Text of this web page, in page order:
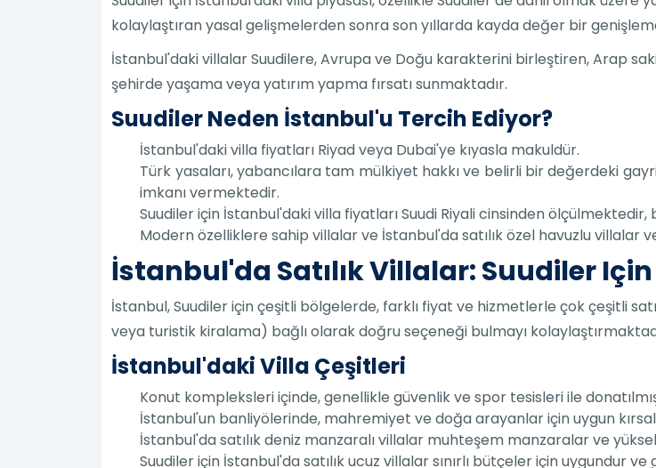
kolaylaştıran yasal gelişmelerden sonra son yıllarda kayda değer bir
İstanbul'daki villalar Suudilere, Avrupa ve Doğu karakterini birleştiren, Arap
şehirde yaşama veya yatırım yapma fırsatı sunmaktadır.
Suudiler Neden İstanbul'u Tercih Ediyor?
İstanbul'daki villa fiyatları Riyad veya Dubai'ye kıyasla makuldür.
Türk yasaları, yabancılara tam mülkiyet hakkı ve belirli bir değerdeki
imkanı vermektedir.
Suudiler için İstanbul'daki villa fiyatları Suudi Riyali cinsinden
Modern özelliklere sahip villalar ve İstanbul'da satılık özel havuzlu villalar
İstanbul'da Satılık Villalar: Suudiler
İstanbul, Suudiler için çeşitli bölgelerde, farklı fiyat ve hizmetlerle çok çeşitli
veya turistik kiralama) bağlı olarak doğru seçeneği bulmayı
İstanbul'daki Villa Çeşitleri
Konut kompleksleri içinde, genellikle güvenlik ve spor tesisleri ile
İstanbul'un banliyölerinde, mahremiyet ve doğa arayanlar için uygun
İstanbul'da satılık deniz manzaralı villalar muhteşem manzaralar ve
Suudiler için İstanbul'da satılık ucuz villalar sınırlı bütçeler için uygundur